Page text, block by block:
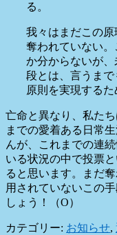
る。
我々はまだこの
奪われていない
か分からないが
段とは、言うま
原則を実現するた
亡命と異なり、私た
までの愛着ある日常
んが、これまでの連
いる状況の中で投票
ると思います。まだ
用されていないこの
しょう！（O）
カテゴリー: お知らせ,